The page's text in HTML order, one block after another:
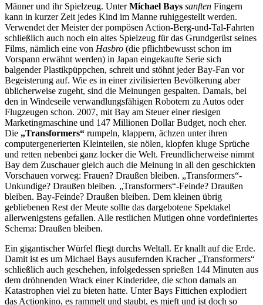
Männer und ihr Spielzeug. UnterMichael Bays sanften Fingern
kann in kurzer Zeit jedes Kind im Manne ruhiggestellt werden.
Verwendet der Meister der pompösen Action-Berg-und-Tal-Fahrten
schließlich auch noch ein altes Spielzeug für das Grundgerüst seines
Films, nämlich eine von Hasbro (die pflichtbewusst schon im
Vorspann erwähnt werden) in Japan eingekaufte Serie sich
balgender Plastikpüppchen, schreit und stöhnt jeder Bay-Fan vor
Begeisterung auf. Wie es in einer zivilisierten Bevölkerung aber
üblicherweise zugeht, sind die Meinungen gespalten. Damals, bei
den in Windeseile verwandlungsfähigen Robotern zu Autos oder
Flugzeugen schon. 2007, mit Bay am Steuer einer riesigen
Marketingmaschine und 147 Millionen Dollar Budget, noch eher.
Die „Transformers“ rumpeln, klappern, ächzen unter ihren
computergenerierten Kleinteilen, sie nölen, klopfen kluge Sprüche
und retten nebenbei ganz locker die Welt. Freundlicherweise nimmt
Bay dem Zuschauer gleich auch die Meinung in all den geschickten
Vorschauen vorweg: Frauen? Draußen bleiben. „Transformers“-
Unkundige? Draußen bleiben. „Transformers“-Feinde? Draußen
bleiben. Bay-Feinde? Draußen bleiben. Dem kleinen übrig
gebliebenen Rest der Meute sollte das dargebotene Spektakel
allerwenigstens gefallen. Alle restlichen Mutigen ohne vordefiniertes
Schema: Draußen bleiben.
Ein gigantischer Würfel fliegt durchs Weltall. Er knallt auf die Erde.
Damit ist es um Michael Bays ausufernden Kracher „Transformers“
schließlich auch geschehen, infolgedessen sprießen 144 Minuten aus
dem dröhnenden Wrack einer Kinderidee, die schon damals an
Katastrophen viel zu bieten hatte. Unter Bays Fittichen explodiert
das Actionkino, es rammelt und staubt, es mieft und ist doch so